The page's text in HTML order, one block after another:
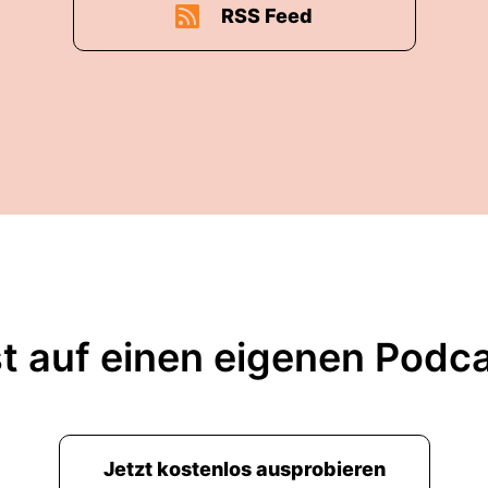
RSS Feed
auf einen eigenen
Jetzt kostenlos ausprobieren